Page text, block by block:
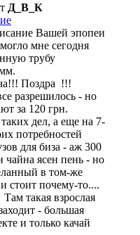
Д_В_К
Вашей эпопеи
мне сегодня
трубу
Поздра !!!
разрешилось - но
за 120 грн.
дел, а еще на 7-
потребностей
для биза - аж 300
чайна ясен пень - но
в том-же
стоит почему-то....
Там такая взрослая
- большая
и только качай